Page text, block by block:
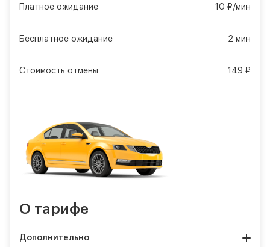
Платное ожидание 10 ₽/мин
Бесплатное ожидание 2 мин
Стоимость отмены 149 ₽
О тарифе
Дополнительно